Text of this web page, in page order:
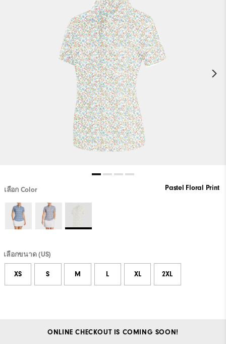
เลือก Color Pastel Floral Print
เลือกขนาด (US)
XS S M L XL 2XL
ONLINE CHECKOUT IS COMING SOON!